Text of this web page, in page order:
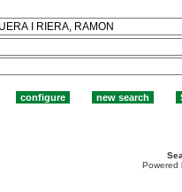
Powered